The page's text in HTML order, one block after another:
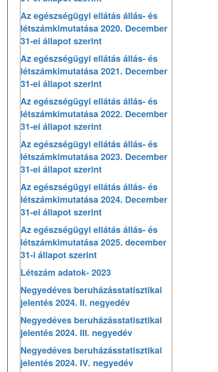
Az egészségügyi ellátás állás- és
létszámkimutatása 2020. December
31-ei állapot szerint
Az egészségügyi ellátás állás- és
létszámkimutatása 2021. December
31-ei állapot szerint
Az egészségügyi ellátás állás- és
létszámkimutatása 2022. December
31-ei állapot szerint
Az egészségügyi ellátás állás- és
létszámkimutatása 2023. December
31-ei állapot szerint
Az egészségügyi ellátás állás- és
létszámkimutatása 2024. December
31-ei állapot szerint
Az egészségügyi ellátás állás- és
létszámkimutatása 2025. december
31-i állapot szerint
Létszám adatok- 2023
Negyedéves beruházásstatisztikai
jelentés 2024. II. negyedév
Negyedéves beruházásstatisztikai
jelentés 2024. III. negyedév
Negyedéves beruházásstatisztikai
jelentés 2024. IV. negyedév